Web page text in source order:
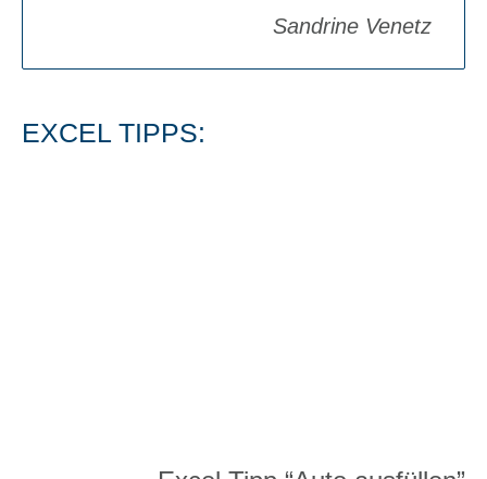
Sand­ri­ne Venetz
EXCEL TIPPS: